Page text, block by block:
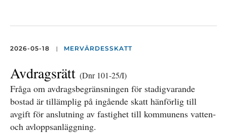
2026-05-18 | MERVÄRDESSKATT
Avdragsrätt (Dnr 101-25/I)
Fråga om avdragsbegränsningen för stadigvarande
bostad är tillämplig på ingående skatt hänförlig till
avgift för anslutning av fastighet till kommunens vatten-
och avloppsanläggning.